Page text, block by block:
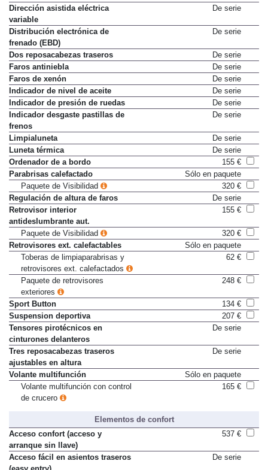
trasero
Dirección asistida eléctrica
variable
Distribución electrónica de
frenado (EBD)
Dos reposacabezas traseros
De serie
Faros antiniebla
De serie
Faros de xenón
De serie
Indicador de nivel de aceite
De serie
Indicador de presión de ruedas
De serie
Indicador desgaste pastillas de
frenos
Limpialuneta
De serie
Luneta térmica
De serie
Ordenador de a bordo
155 €
Parabrisas calefactado
Sólo en paquete
Paquete de Visibilidad
320 €
Regulación de altura de faros
De serie
Retrovisor interior
antideslumbrante aut.
Paquete de Visibilidad
320 €
Retrovisores ext. calefactables
Sólo en paquete
Toberas de limpiaparabrisas y
retrovisores ext. calefactados
Paquete de retrovisores
exteriores
Sport Button
134 €
Suspension deportiva
207 €
Tensores pirotécnicos en
cinturones delanteros
Tres reposacabezas traseros
ajustables en altura
Volante multifunción
Sólo en paquete
Volante multifunción con control
Elementos de confort
Acceso confort (acceso y
arranque sin llave)
Acceso fácil en asientos traseros